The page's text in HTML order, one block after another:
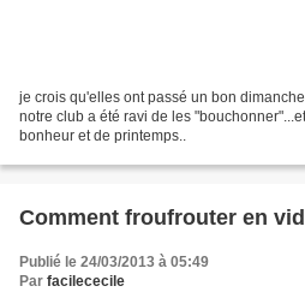
je crois qu'elles ont passé un bon
notre club a été ravi de les
bonheur et de printemps..
Comment froufrouter en
Publié le 24/03/2013 à 05:49
Par facilececile